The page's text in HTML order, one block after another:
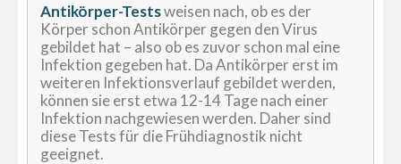
Antikörper-Testsweisen nach, ob es der
Körper schon Antikörper gegen den Virus
gebildet hat – also ob es zuvor schon mal eine
Infektion gegeben hat. Da Antikörper erst im
weiteren Infektionsverlauf gebildet werden,
können sie erst etwa 12-14 Tage nach einer
Infektion nachgewiesen werden. Daher sind
diese Tests für die Frühdiagnostik nicht
geeignet.